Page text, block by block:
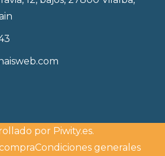
por Piwity.es.
Condiciones generales